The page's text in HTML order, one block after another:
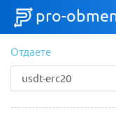
pro-
Отдаете